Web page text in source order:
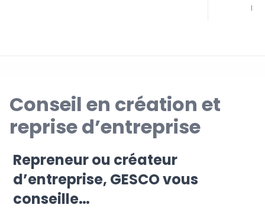
Conseil en création et
reprise d’entreprise
Repreneur ou créateur
d’entreprise, GESCO vous
conseille…